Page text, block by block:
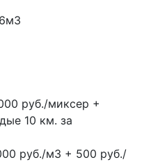
руб./миксер +
10 км. за
руб./м3 + 500 руб./